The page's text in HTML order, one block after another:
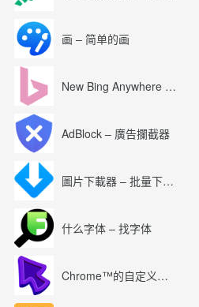
画 – 简单的画
New Bing Anywhere (Bing Chat GPT-4)
AdBlock – 廣告攔截器
圖片下載器 – 批量下載圖片
什么字体 – 找字体
Chrome™的自定义光标